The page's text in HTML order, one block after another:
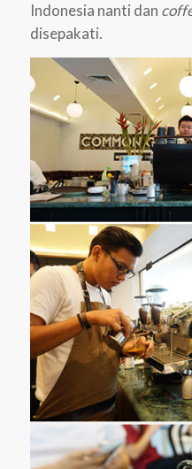
Indonesia nanti dan
disepakati.